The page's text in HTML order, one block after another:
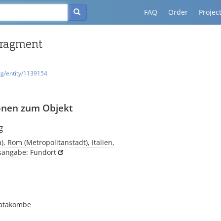
FAQ Order
entity/1139154
zum Objekt
Rom (Metropolitanstadt), Italien,
Fundort